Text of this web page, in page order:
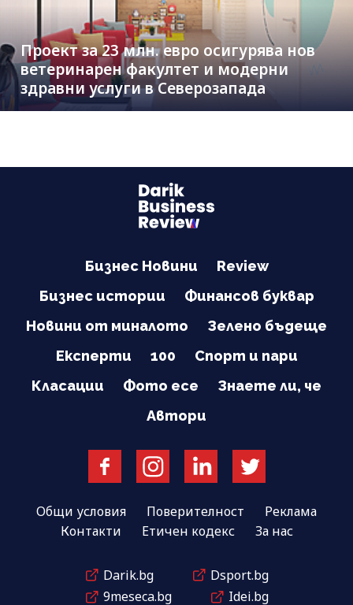
Проект за 23 млн. евро осигурява нов
ветеринарен факултет и модерни
здравни услуги в Северозапада
Бизнес Новини
Review
Бизнес истории
Финансов буквар
Новини от миналото
Зелено бъдеще
Експерти
100
Спорт и пари
Класации
Фото есе
Знаете ли, че
Автори
Общи условия Поверителност
Реклама
Контакти
Етичен кодекс За нас
Darik.bg
Dsport.bg
9meseca.bg
Idei.bg